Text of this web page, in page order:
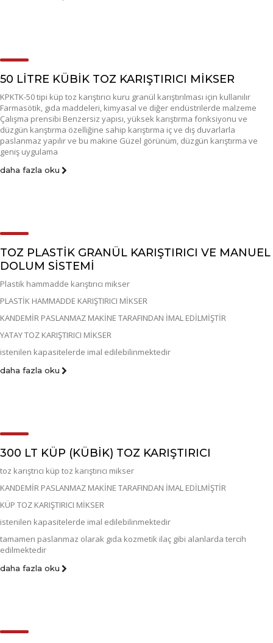
50 LİTRE KÜBİK TOZ KARIŞTIRICI MİKSER
KPKTK-50 tipi küp toz karıştırıcı kuru granül karıştırılması için kullanılır
Farmasötik, gıda maddeleri, kimyasal ve diğer endüstrilerde malzeme
Çalışma prensibi Benzersiz yapısı, yüksek karıştırma fonksiyonu ve
düzgün karıştırma özelliğine sahip karıştırma iç ve dış duvarlarla
paslanmaz yapılır ve bu makine Güzel görünüm, düzgün karıştırma ve
geniş uygulama
daha fazla oku
TOZ PLASTİK GRANÜL KARIŞTIRICI VE MANUEL
DOLUM SİSTEMİ
Plastik hammadde karıştırıcı mikser
PLASTİK HAMMADDE KARIŞTIRICI MİKSER
KANDEMİR PASLANMAZ MAKİNE TARAFINDAN İMAL EDİLMİŞTİR
YATAY TOZ KARIŞTIRICI MİKSER
istenilen kapasitelerde imal edilebilinmektedir
daha fazla oku
300 LT KÜP (KÜBIK) TOZ KARIŞTIRICI
toz karıştrıcı küp toz karıştırıcı mikser
KANDEMİR PASLANMAZ MAKİNE TARAFINDAN İMAL EDİLMİŞTİR
KÜP TOZ KARIŞTIRICI MİKSER
istenilen kapasitelerde imal edilebilinmektedir
tamamen paslanmaz olarak gıda kozmetik ilaç gibi alanlarda tercih
edilmektedir
daha fazla oku